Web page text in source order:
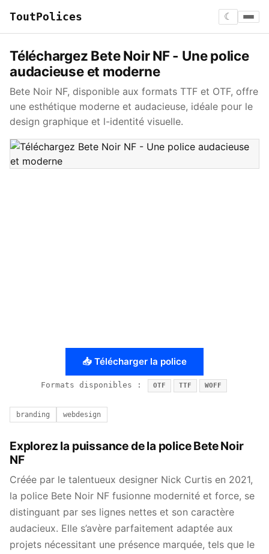
ToutPolices ☾
Téléchargez Bete Noir NF - Une police
audacieuse et moderne
Bete Noir NF, disponible aux formats TTF et OTF, offre
une esthétique moderne et audacieuse, idéale pour le
design graphique et l-identité visuelle.
📥 Télécharger la police
Formats disponibles : OTF TTF WOFF
branding webdesign
Explorez la puissance de la police Bete Noir
NF
Créée par le talentueux designer Nick Curtis en 2021,
la police Bete Noir NF fusionne modernité et force, se
distinguant par ses lignes nettes et son caractère
audacieux. Elle s’avère parfaitement adaptée aux
projets nécessitant une présence marquée, tels que le